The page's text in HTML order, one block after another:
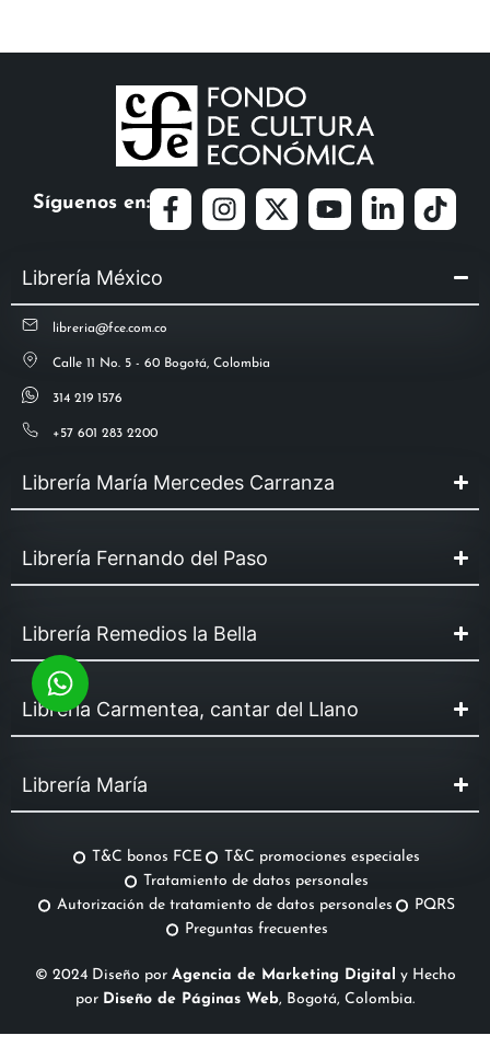
Síguenos en:
Librería México
libreria@fce.com.co
Calle 11 No. 5 - 60 Bogotá, Colombia
314 219 1576
+57 601 283 2200
Librería María Mercedes Carranza
Librería Fernando del Paso
Librería Remedios la Bella
Librería Carmentea, cantar del Llano
Librería María
T&C bonos FCE
T&C promociones especiales
Tratamiento de datos personales
Autorización de tratamiento de datos personales
PQRS
Preguntas frecuentes
© 2024 Diseño por Agencia de Marketing Digital y Hecho
por Diseño de Páginas Web, Bogotá, Colombia.